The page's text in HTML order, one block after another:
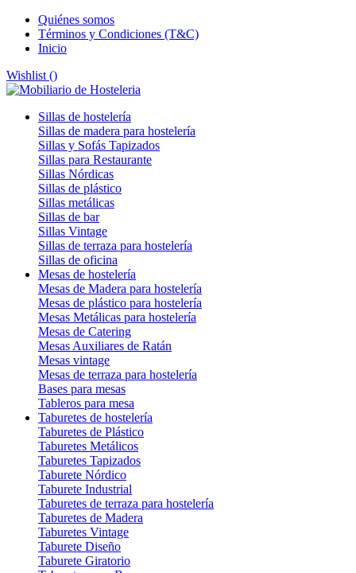
Quiénes somos
Términos y Condiciones (T&C)
Inicio
Wishlist ()
Sillas de hostelería
Sillas de madera para hostelería
Sillas y Sofás Tapizados
Sillas para Restaurante
Sillas Nórdicas
Sillas de plástico
Sillas metálicas
Sillas de bar
Sillas Vintage
Sillas de terraza para hostelería
Sillas de oficina
Mesas de hostelería
Mesas de Madera para hostelería
Mesas de plástico para hostelería
Mesas Metálicas para hostelería
Mesas de Catering
Mesas Auxiliares de Ratán
Mesas vintage
Mesas de terraza para hostelería
Bases para mesas
Tableros para mesa
Taburetes de hostelería
Taburetes de Plástico
Taburetes Metálicos
Taburetes Tapizados
Taburete Nórdico
Taburete Industrial
Taburetes de terraza para hostelería
Taburetes de Madera
Taburetes Vintage
Taburete Diseño
Taburete Giratorio